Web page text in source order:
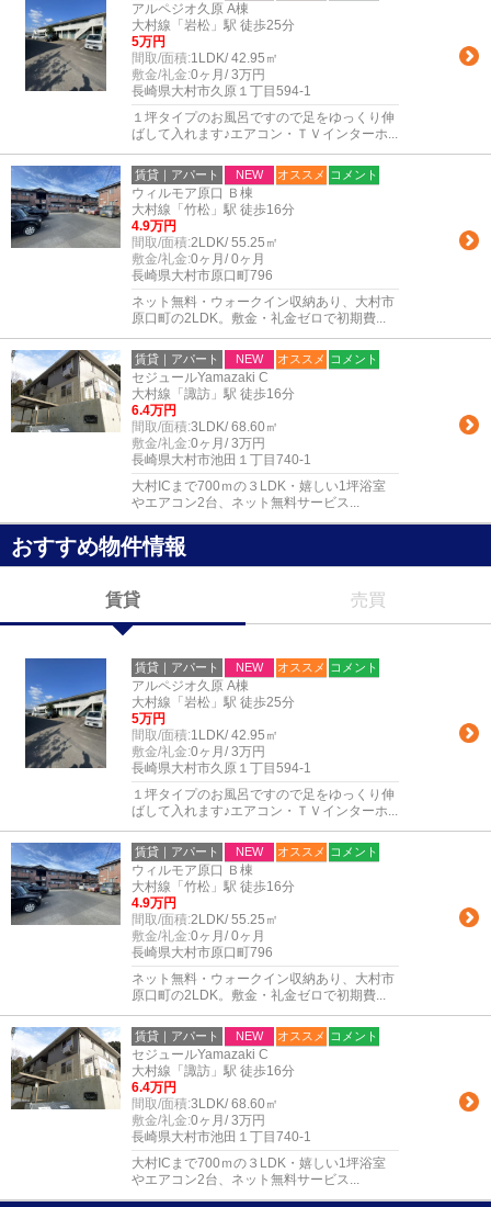
アルペジオ久原 A棟
大村線「岩松」駅 徒歩25分
5万円
間取/面積:1LDK/ 42.95㎡
敷金/礼金:0ヶ月/ 3万円
長崎県大村市久原１丁目594-1
１坪タイプのお風呂ですので足をゆっくり伸
ばして入れます♪エアコン・ＴＶインターホ...
賃貸｜アパート NEW オススメ コメント
ウィルモア原口 Ｂ棟
大村線「竹松」駅 徒歩16分
4.9万円
間取/面積:2LDK/ 55.25㎡
敷金/礼金:0ヶ月/ 0ヶ月
長崎県大村市原口町796
ネット無料・ウォークイン収納あり、大村市
原口町の2LDK。敷金・礼金ゼロで初期費...
賃貸｜アパート NEW オススメ コメント
セジュールYamazaki C
大村線「諏訪」駅 徒歩16分
6.4万円
間取/面積:3LDK/ 68.60㎡
敷金/礼金:0ヶ月/ 3万円
長崎県大村市池田１丁目740-1
大村ICまで700ｍの３LDK・嬉しい1坪浴室
やエアコン2台、ネット無料サービス...
おすすめ物件情報
賃貸 売買
賃貸｜アパート NEW オススメ コメント
アルペジオ久原 A棟
大村線「岩松」駅 徒歩25分
5万円
間取/面積:1LDK/ 42.95㎡
敷金/礼金:0ヶ月/ 3万円
長崎県大村市久原１丁目594-1
１坪タイプのお風呂ですので足をゆっくり伸
ばして入れます♪エアコン・ＴＶインターホ...
賃貸｜アパート NEW オススメ コメント
ウィルモア原口 Ｂ棟
大村線「竹松」駅 徒歩16分
4.9万円
間取/面積:2LDK/ 55.25㎡
敷金/礼金:0ヶ月/ 0ヶ月
長崎県大村市原口町796
ネット無料・ウォークイン収納あり、大村市
原口町の2LDK。敷金・礼金ゼロで初期費...
賃貸｜アパート NEW オススメ コメント
セジュールYamazaki C
大村線「諏訪」駅 徒歩16分
6.4万円
間取/面積:3LDK/ 68.60㎡
敷金/礼金:0ヶ月/ 3万円
長崎県大村市池田１丁目740-1
大村ICまで700ｍの３LDK・嬉しい1坪浴室
やエアコン2台、ネット無料サービス...